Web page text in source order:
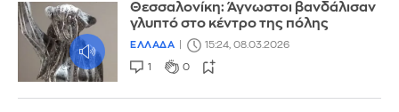
Θεσσαλονίκη: Άγνωστοι βανδάλισαν
γλυπτό στο κέντρο της πόλης
ΕΛΛΑΔΑ 15:24, 08.03.2026
1 0